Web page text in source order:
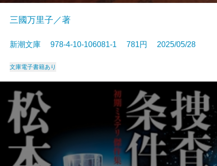
三國万里子／著
新潮文庫 978-4-10-106081-1 781円 2025/05/28
文庫電子書籍あり